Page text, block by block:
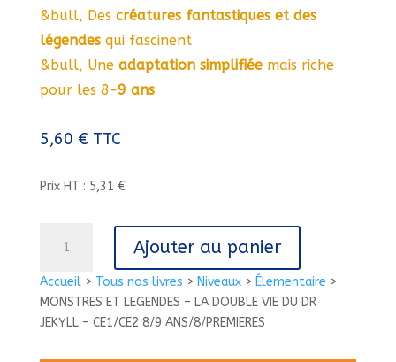
Accueil> Tous nos livres > Niveaux> Élementaire >
MONSTRES ET LEGENDES – LA DOUBLE VIE DU DR
JEKYLL – CE1/CE2 8/9 ANS/8/PREMIERES
&bull, Des créatures fantastiques et des
légendesqui fascinent
&bull, Une adaptation simplifiéemais riche
pour les 8-9 ans
5,60 € TTC
Prix HT : 5,31 €
MONSTRES
ET
LEGENDES
Ajouter au panier